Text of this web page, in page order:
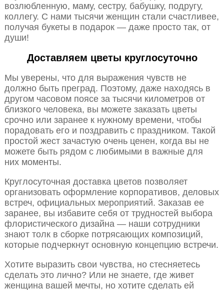
возлюбленную, маму, сестру, бабушку, подругу,
коллегу. С нами тысячи женщин стали счастливее,
получая букеты в подарок — даже просто так, от
души!
Доставляем цветы круглосуточно
Мы уверены, что для выражения чувств не
должно быть преград. Поэтому, даже находясь в
другом часовом поясе за тысячи километров от
близкого человека, вы можете заказать цветы
срочно или заранее к нужному времени, чтобы
порадовать его и поздравить с праздником. Такой
простой жест зачастую очень ценен, когда вы не
можете быть рядом с любимыми в важные для
них моменты.
Круглосуточная доставка цветов позволяет
организовать оформление корпоративов, деловых
встреч, официальных мероприятий. Заказав ее
заранее, вы избавите себя от трудностей выбора
флористического дизайна — наши сотрудники
знают толк в сборке потрясающих композиций,
которые подчеркнут основную концепцию встречи.
Хотите выразить свои чувства, но стесняетесь
сделать это лично? Или не знаете, где живет
женщина вашей мечты, но хотите сделать ей